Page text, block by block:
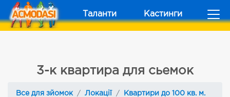
Таланти Кастинги
3-к квартира для сьемок
Все для зйомок Локації
Квартири до 100 кв. м.